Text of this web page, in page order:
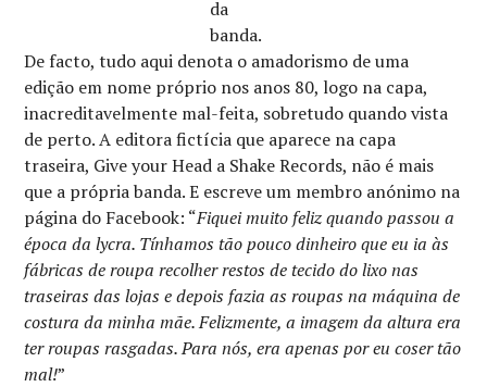
da
banda.
De facto, tudo aqui denota o amadorismo de uma
edição em nome próprio nos anos 80, logo na capa,
inacreditavelmente mal-feita, sobretudo quando vista
de perto. A editora fictícia que aparece na capa
traseira, Give your Head a Shake Records, não é mais
que a própria banda. E escreve um membro anónimo na
página do Facebook: “Fiquei muito feliz quando passou a
época da lycra. Tínhamos tão pouco dinheiro que eu ia às
fábricas de roupa recolher restos de tecido do lixo nas
traseiras das lojas e depois fazia as roupas na máquina de
costura da minha mãe. Felizmente, a imagem da altura era
ter roupas rasgadas. Para nós, era apenas por eu coser tão
mal!”